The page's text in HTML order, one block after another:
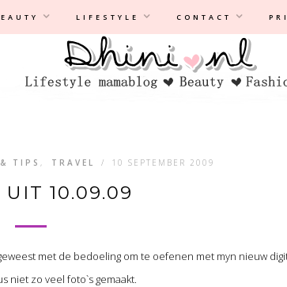
LIFESTYLE CONTACT
Privacyverklaring |Disclaimer
TIPS , TRAVEL / 10 SEPTEMBER 2009
UIT 10.09.09
met de bedoeling om te oefenen met myn nieuw
niet zo veel foto`s gemaakt.